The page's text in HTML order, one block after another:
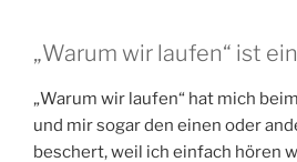
„Warum wir laufen“ ist
„Warum wir laufen“ hat mich
und mir sogar den einen oder
beschert, weil ich einfach hören